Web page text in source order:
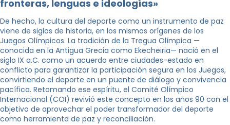
fronteras, lenguas e ideologías»
De hecho, la cultura del deporte como un instrumento de paz
viene de siglos de historia, en los mismos orígenes de los
Juegos Olímpicos. La tradición de la Tregua Olímpica —
conocida en la Antigua Grecia como Ekecheiria— nació en el
siglo IX a.C. como un acuerdo entre ciudades-estado en
conflicto para garantizar la participación segura en los Juegos,
convirtiendo el deporte en un puente de diálogo y convivencia
pacífica. Retomando ese espíritu, el Comité Olímpico
Internacional (COI) revivió este concepto en los años 90 con el
objetivo de aprovechar el poder transformador del deporte
como herramienta de paz y reconciliación.